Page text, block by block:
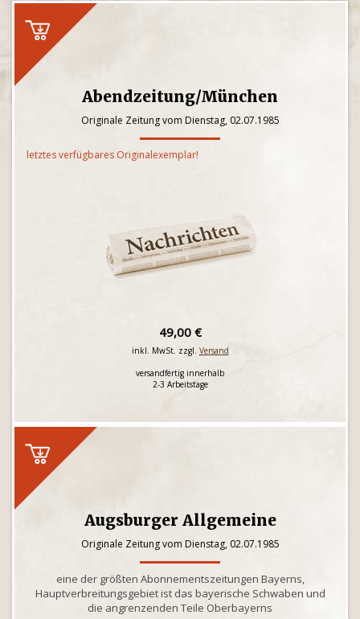
Abendzeitung/München
Originale Zeitung vom Dienstag, 02.07.1985
letztes verfügbares Originalexemplar!
49,00 €
inkl. MwSt. zzgl. Versand
versandfertig innerhalb
2-3 Arbeitstage
Augsburger Allgemeine
Originale Zeitung vom Dienstag, 02.07.1985
eine der größten Abonnementszeitungen Bayerns,
Hauptverbreitungsgebiet ist das bayerische Schwaben und
die angrenzenden Teile Oberbayerns